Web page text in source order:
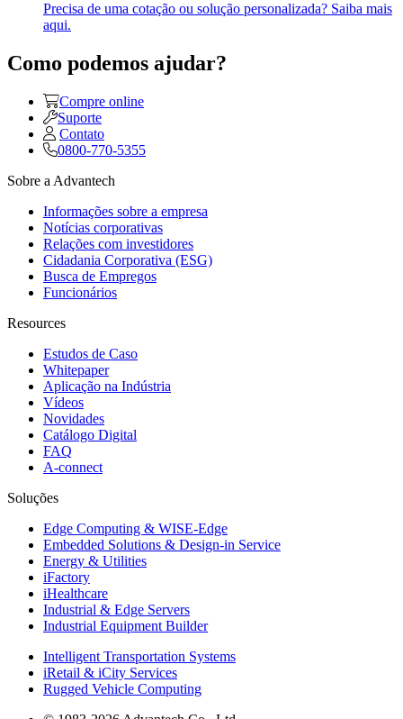
Precisa de uma cotação ou solução personalizada? Saiba mais
aqui.
Como podemos ajudar?
Compre online
Suporte
Contato
0800-770-5355
Sobre a Advantech
Informações sobre a empresa
Notícias corporativas
Relações com investidores
Cidadania Corporativa (ESG)
Busca de Empregos
Funcionários
Resources
Estudos de Caso
Whitepaper
Aplicação na Indústria
Vídeos
Novidades
Catálogo Digital
FAQ
A-connect
Soluções
Edge Computing & WISE-Edge
Embedded Solutions & Design-in Service
Energy & Utilities
iFactory
iHealthcare
Industrial & Edge Servers
Industrial Equipment Builder
Intelligent Transportation Systems
iRetail & iCity Services
Rugged Vehicle Computing